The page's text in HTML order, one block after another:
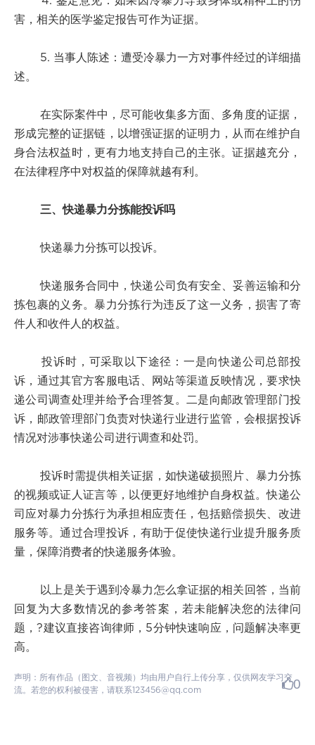
害，相关的医学鉴定报告可作为证据。
5. 当事人陈述：遭受冷暴力一方对事件经过的详细描
述。
在实际案件中，尽可能收集多方面、多角度的证据，
形成完整的证据链，以增强证据的证明力，从而在维护自
身合法权益时，更有力地支持自己的主张。证据越充分，
在法律程序中对权益的保障就越有利。
三、快递暴力分拣能投诉吗
快递暴力分拣可以投诉。
快递服务合同中，快递公司负有安全、妥善运输和分
拣包裹的义务。暴力分拣行为违反了这一义务，损害了寄
件人和收件人的权益。
投诉时，可采取以下途径：一是向快递公司总部投
诉，通过其官方客服电话、网站等渠道反映情况，要求快
递公司调查处理并给予合理答复。二是向邮政管理部门投
诉，邮政管理部门负责对快递行业进行监管，会根据投诉
情况对涉事快递公司进行调查和处罚。
投诉时需提供相关证据，如快递破损照片、暴力分拣
的视频或证人证言等，以便更好地维护自身权益。快递公
司应对暴力分拣行为承担相应责任，包括赔偿损失、改进
服务等。通过合理投诉，有助于促使快递行业提升服务质
量，保障消费者的快递服务体验。
以上是关于遇到冷暴力怎么拿证据的相关回答，当前
回复为大多数情况的参考答案，若未能解决您的法律问
题，?建议直接咨询律师，5分钟快速响应，问题解决率更
高。
声明：所有作品（图文、音视频）均由用户自行上传分享，仅供网友学习交
流。若您的权利被侵害，请联系123456@qq.com
0